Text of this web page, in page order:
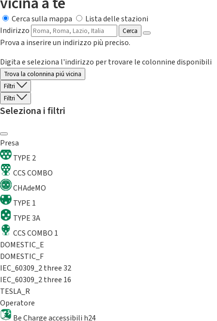
Cerca sulla mappa
Lista delle stazioni
Indirizzo
Cerca
Prova a inserire un indirizzo più preciso.
Digita e seleziona l'indirizzo per trovare le colonnine disponibili
Trova la colonnina piú vicina
Filtri
Filtri
Seleziona i filtri
Presa
TYPE 2
CCS COMBO
CHAdeMO
TYPE 1
TYPE 3A
CCS COMBO 1
DOMESTIC_E
DOMESTIC_F
IEC_60309_2 three 32
IEC_60309_2 three 16
TESLA_R
Operatore
Be Charge accessibili h24